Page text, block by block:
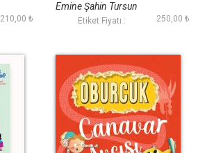
210,00 ₺
Emine Şahin Tursun
Etiket Fiyatı : 250,00 ₺